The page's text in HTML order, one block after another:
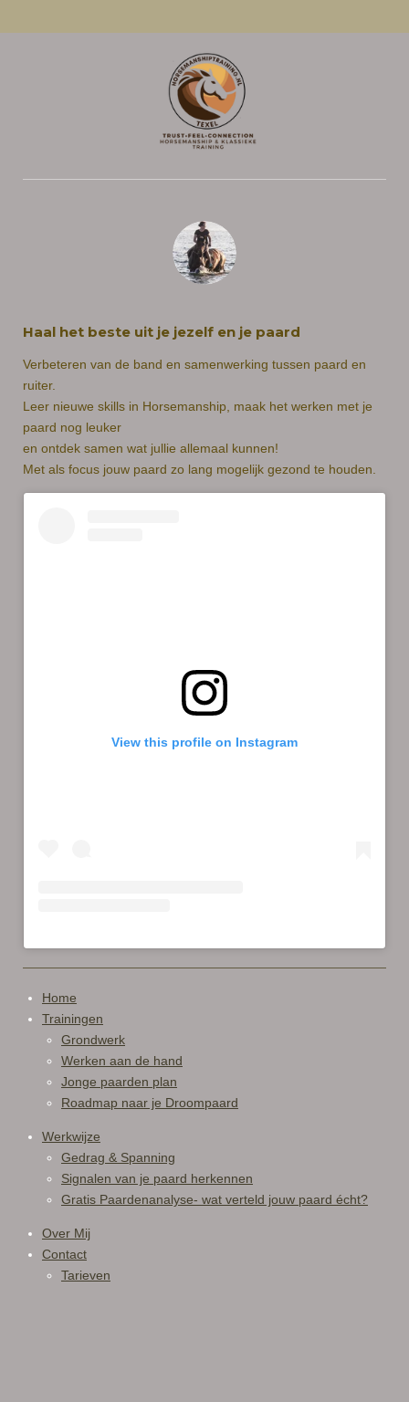
Haal het beste uit je jezelf en je paard
Verbeteren van de band en samenwerking tussen paard en
ruiter.
Leer nieuwe skills in Horsemanship, maak het werken met je
paard nog leuker
en ontdek samen wat jullie allemaal kunnen!
Met als focus jouw paard zo lang mogelijk gezond te houden.
View this profile on Instagram
Home
Trainingen
Grondwerk
Werken aan de hand
Jonge paarden plan
Roadmap naar je Droompaard
Werkwijze
Gedrag & Spanning
Signalen van je paard herkennen
Gratis Paardenanalyse- wat verteld jouw paard écht?
Over Mij
Contact
Tarieven